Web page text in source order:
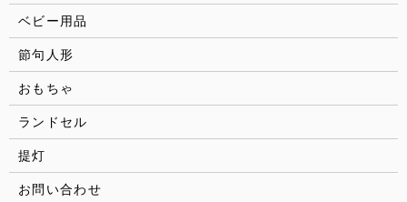
ベビー用品
節句人形
おもちゃ
ランドセル
提灯
お問い合わせ